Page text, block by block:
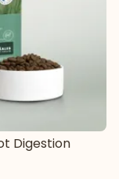
Digestion